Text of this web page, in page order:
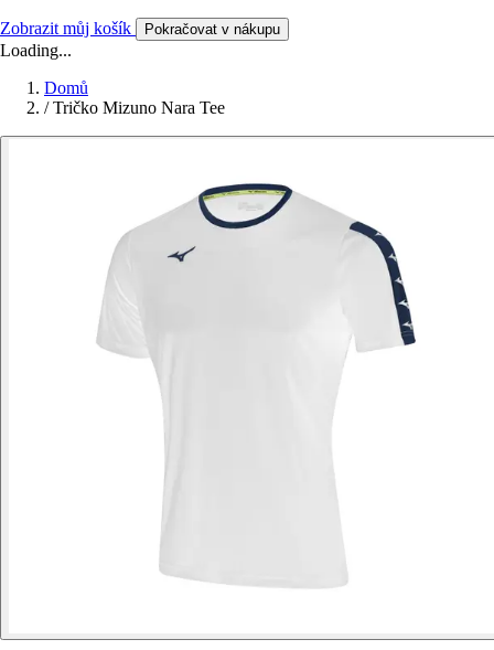
Zobrazit můj košík Pokračovat v nákupu
Loading...
Domů
/ Tričko Mizuno Nara Tee